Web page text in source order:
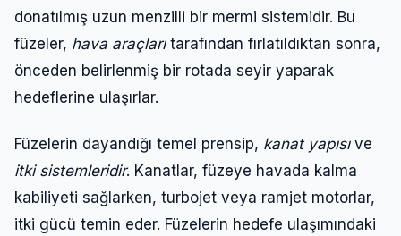
donatılmış uzun menzilli bir mermi sistemidir. Bu
füzeler, hava araçlarıtarafından fırlatıldıktan sonra,
önceden belirlenmiş bir rotada seyir yaparak
hedeflerine ulaşırlar.
Füzelerin dayandığı temel prensip, kanat yapısıve
itki sistemleridir. Kanatlar, füzeye havada kalma
kabiliyeti sağlarken, turbojet veya ramjet motorlar,
itki gücü temin eder. Füzelerin hedefe ulaşımındaki